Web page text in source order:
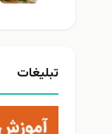
تبلیغات